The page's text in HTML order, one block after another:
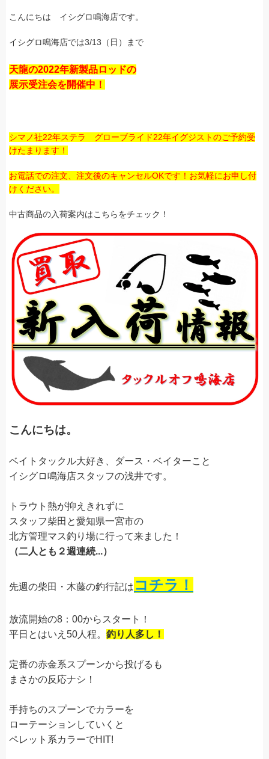
こんにちは イシグロ鳴海店です。
イシグロ鳴海店では3/13（日）まで
天龍の2022年新製品ロッドの
展示受注会を開催中！
シマノ社22年ステラ グローブライド22年イグジストのご予約受
けたまります！
お電話での注文、注文後のキャンセルOKです！お気軽にお申し付
けください。
中古商品の入荷案内はこちらをチェック！
こんにちは。
ベイトタックル大好き、ダース・ベイターこと
イシグロ鳴海店スタッフの浅井です。
トラウト熱が抑えきれずに
スタッフ柴田と愛知県一宮市の
北方管理マス釣り場に行って来ました！
（二人とも２週連続...）
先週の柴田・木藤の釣行記は コチラ！
放流開始の8：00からスタート！
平日とはいえ50人程。 釣り人多し！
定番の赤金系スプーンから投げるも
まさかの反応ナシ！
手持ちのスプーンでカラーを
ローテーションしていくと
ペレット系カラーでHIT!